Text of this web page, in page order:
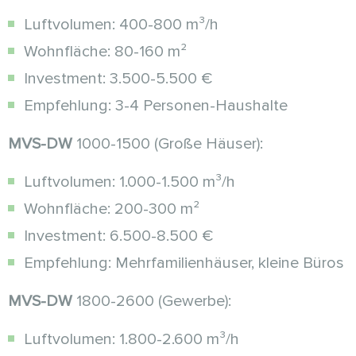
Luftvolumen: 400-800 m³/h
Wohnfläche: 80-160 m²
Investment: 3.500-5.500 €
Empfehlung: 3-4 Personen-Haushalte
MVS-DW 1000-1500 (Große Häuser):
Luftvolumen: 1.000-1.500 m³/h
Wohnfläche: 200-300 m²
Investment: 6.500-8.500 €
Empfehlung: Mehrfamilienhäuser, kleine Büros
MVS-DW 1800-2600 (Gewerbe):
Luftvolumen: 1.800-2.600 m³/h